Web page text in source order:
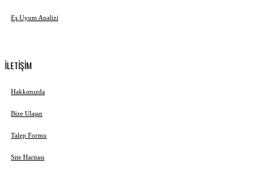
Eş Uyum Analizi
İLETİŞİM
Hakkımızda
Bize Ulaşın
Talep Formu
Site Haritası